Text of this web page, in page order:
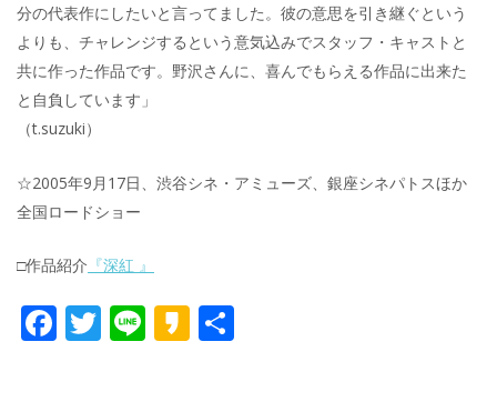
分の代表作にしたいと言ってました。彼の意思を引き継ぐという
よりも、チャレンジするという意気込みでスタッフ・キャストと
共に作った作品です。野沢さんに、喜んでもらえる作品に出来た
と自負しています」
（t.suzuki）
☆2005年9月17日、渋谷シネ・アミューズ、銀座シネパトスほか
全国ロードショー
□作品紹介 『深紅 』
F T Li K